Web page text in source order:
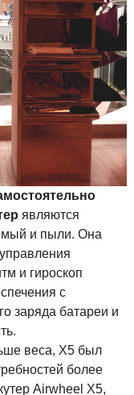
являются
и пыли. Она
и гироскоп
с
заряда батареи и
веса, X5 был
более
Airwheel X5,